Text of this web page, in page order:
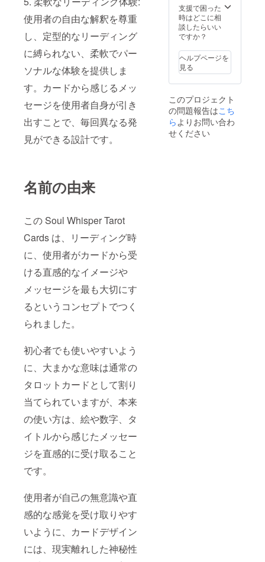
使用者の自由な解釈を尊重
し、定型的なリーディング
に縛られない、柔軟でパー
ソナルな体験を提供しま
す。カードから感じるメッ
セージを使用者自身が引き
出すことで、毎回異なる発
見ができる設計です。
名前の由来
この Soul Whisper Tarot
Cards は、リーディング時
に、使用者がカードから受
ける直感的なイメージや
メッセージを最も大切にす
るというコンセプトでつく
られました。
初心者でも使いやすいよう
に、大まかな意味は通常の
タロットカードとして割り
当てられていますが、本来
の使い方は、絵や数字、タ
イトルから感じたメッセー
ジを直感的に受け取ること
です。
使用者が自己の無意識や直
感的な感覚を受け取りやす
いように、カードデザイン
には、現実離れした神秘性
支援で困った
時はどこに相
談したらいい
ですか？
ヘルプページを
見る
このプロジェクト
の問題報告はこち
ら よりお問い合わ
せください